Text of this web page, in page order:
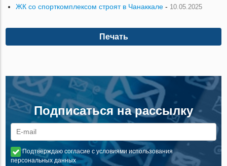
ЖК со спорткомплексом строят в Чанаккале - 10.05.2025
Печать
Подписаться на рассылку
Подтверждаю согласие с условиями использования
персональных данных